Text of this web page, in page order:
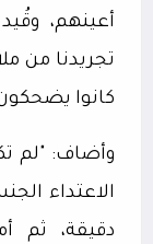
أعينهم،
تجريدنا من
كانوا
وأضاف: "لم
دقيقة، ثم